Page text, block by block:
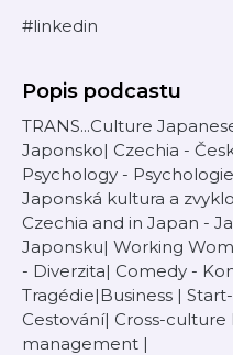
#linkedin
Popis podcastu
TRANS...Culture
Japonsko| Czechia -
Psychology -
Japonská kultura a
Czechia and in Japan -
Japonsku| Working
- Diverzita| Comedy -
Tragédie|Business |
Cestování| Cross-
management |